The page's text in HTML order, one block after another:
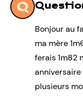
Bonjour au
ma mère
ferais 1m82
plusieurs